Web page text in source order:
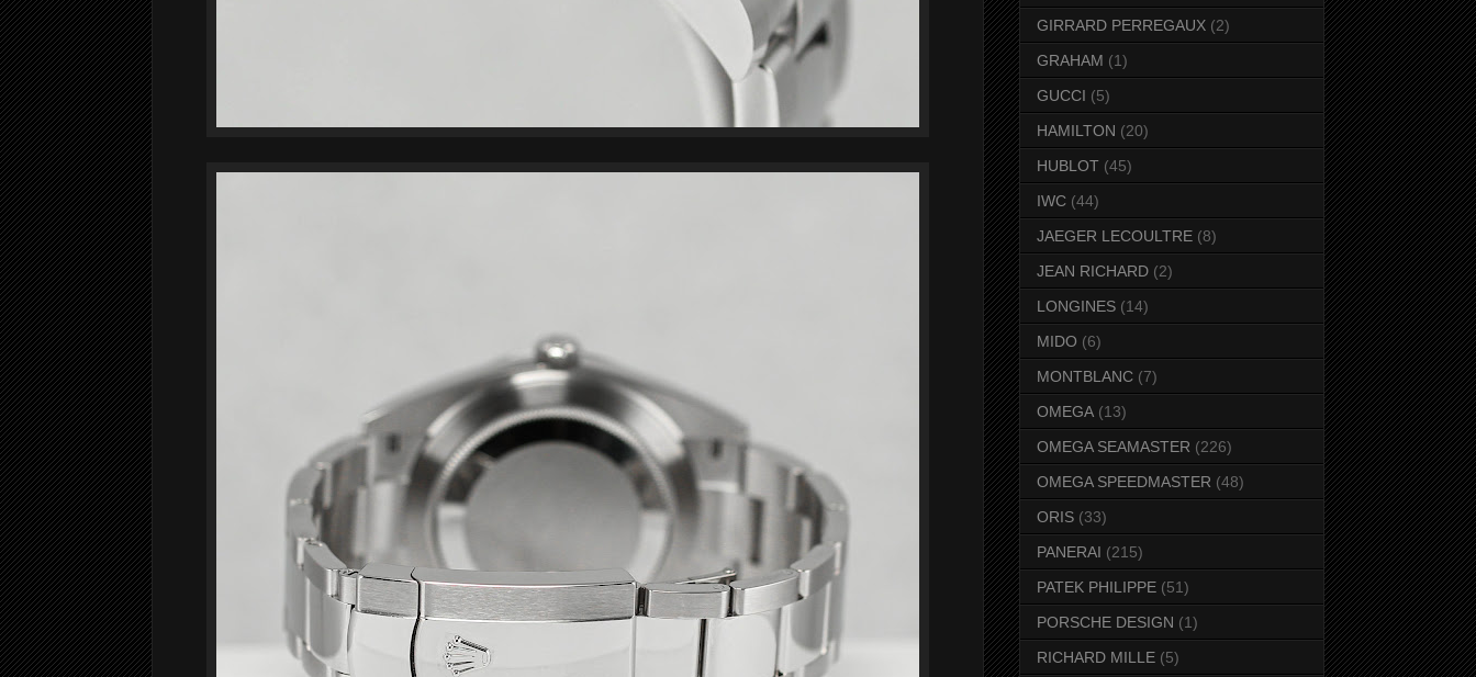
GIRRARD PERREGAUX (2)
GRAHAM (1)
GUCCI (5)
HAMILTON (20)
HUBLOT (45)
IWC (44)
JAEGER LECOULTRE (8)
JEAN RICHARD (2)
LONGINES (14)
MIDO (6)
MONTBLANC (7)
OMEGA (13)
OMEGA SEAMASTER (226)
OMEGA SPEEDMASTER (48)
ORIS (33)
PANERAI (215)
PATEK PHILIPPE (51)
PORSCHE DESIGN (1)
RICHARD MILLE (5)